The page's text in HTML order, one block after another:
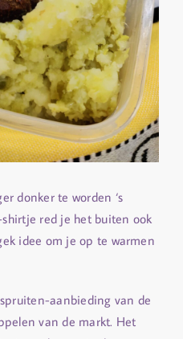
donker te worden ‘s
red je het buiten ook
idee om je op te warmen
aanbieding van de
van de markt. Het